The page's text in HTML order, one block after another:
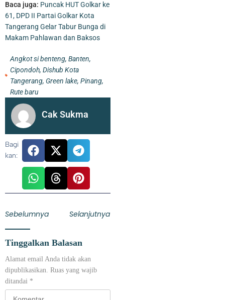
Pengganti Ketua DPRD Kota Tangerang yang Wafat Bukan
Sekedar Senioritas, Tapi Harus Punya Kapasitas dan Kapabilitas
Baca juga: Puncak HUT Golkar ke
61, DPD II Partai Golkar Kota
Tangerang Gelar Tabur Bunga di
Makam Pahlawan dan Baksos
Angkot si benteng,Banten,
Cipondoh,Dishub Kota
Tangerang, Green lake,Pinang,
Rute baru
Cak Sukma
Bagi
kan:
Sebelumnya Selanjutnya
Tinggalkan Balasan
Alamat email Anda tidak akan
dipublikasikan. Ruas yang wajib
ditandai *